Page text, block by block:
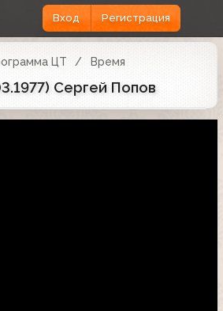
Вход Регистрация
ЦТ Время
Сергей Попов